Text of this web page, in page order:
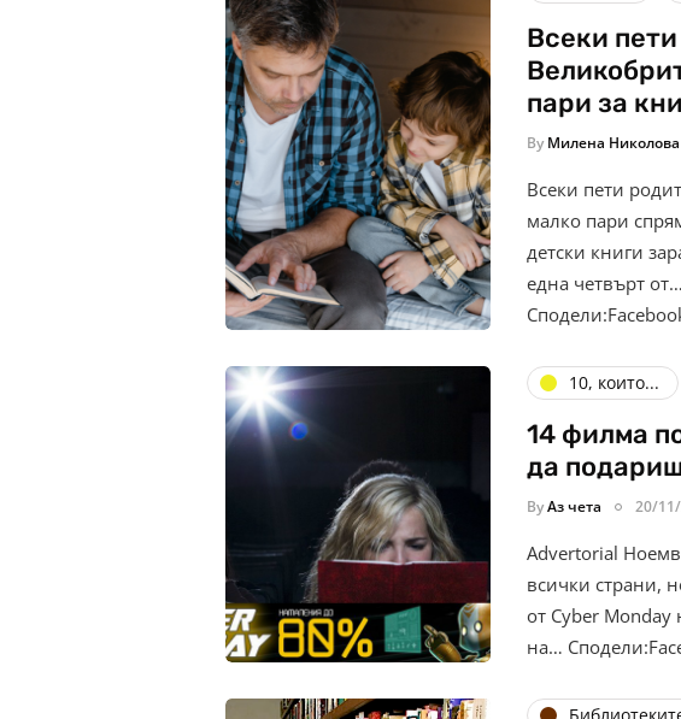
Всеки
пари за
By Милена Николова
Всеки пети
малко пари
детски книги
една четвърт от…
10, които...
14 филмa
да
ByАз чета 20/
Advertorial
всички страни,
от Cyber Monday
на…